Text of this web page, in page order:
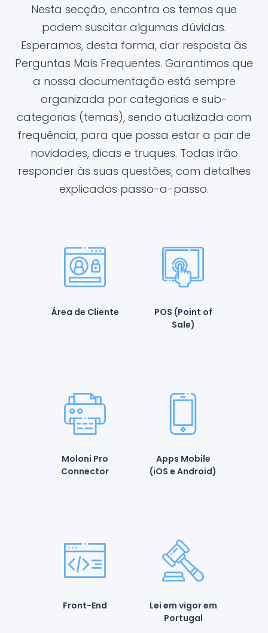
Nesta secção, encontra os temas que
podem suscitar algumas dúvidas.
Esperamos, desta forma, dar resposta às
Perguntas Mais Frequentes. Garantimos que
a nossa documentação está sempre
organizada por categorias e sub-
categorias (temas), sendo atualizada com
frequência, para que possa estar a par de
novidades, dicas e truques. Todas irão
responder às suas questões, com detalhes
explicados passo-a-passo.
Área de Cliente
POS (Point of
Sale)
Moloni Pro
Connector
Apps Mobile
(iOS e Android)
Front-End
Lei em vigor em
Portugal